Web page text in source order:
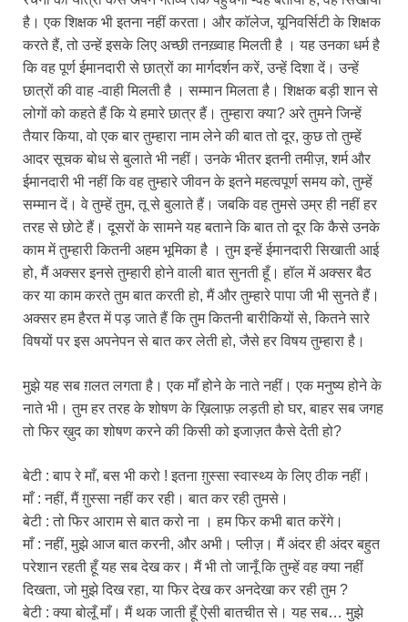
है। एक शिक्षक भी इतना नहीं करता। और कॉलेज, यूनिवर्सिटी के शिक्षक
करते हैं, तो उन्हें इसके लिए अच्छी तनख़्वाह मिलती है । यह उनका धर्म है
कि वह पूर्ण ईमानदारी से छात्रों का मार्गदर्शन करें, उन्हें दिशा दें। उन्हें
छात्रों की वाह -वाही मिलती है । सम्मान मिलता है। शिक्षक बड़ी शान से
लोगों को कहते हैं कि ये हमारे छात्र हैं। तुम्हारा क्या? अरे तुमने जिन्हें
तैयार किया, वो एक बार तुम्हारा नाम लेने की बात तो दूर, कुछ तो तुम्हें
आदर सूचक बोध से बुलाते भी नहीं। उनके भीतर इतनी तमीज़, शर्म और
ईमानदारी भी नहीं कि वह तुम्हारे जीवन के इतने महत्वपूर्ण समय को, तुम्हें
सम्मान दें। वे तुम्हें तुम, तू से बुलाते हैं। जबकि वह तुमसे उम्र ही नहीं हर
तरह से छोटे हैं। दूसरों के सामने यह बताने कि बात तो दूर कि कैसे उनके
काम में तुम्हारी कितनी अहम भूमिका है । तुम इन्हें ईमानदारी सिखाती आई
हो, मैं अक्सर इनसे तुम्हारी होने वाली बात सुनती हूँ। हॉल में अक्सर बैठ
कर या काम करते तुम बात करती हो, मैं और तुम्हारे पापा जी भी सुनते हैं।
अक्सर हम हैरत में पड़ जाते हैं कि तुम कितनी बारीकियों से, कितने सारे
विषयों पर इस अपनेपन से बात कर लेती हो, जैसे हर विषय तुम्हारा है।
मुझे यह सब ग़लत लगता है। एक माँ होने के नाते नहीं। एक मनुष्य होने के
नाते भी। तुम हर तरह के शोषण के ख़िलाफ़ लड़ती हो घर, बाहर सब जगह
तो फिर ख़ुद का शोषण करने की किसी को इजाज़त कैसे देती हो?
बेटी : बाप रे माँ, बस भी करो ! इतना ग़ुस्सा स्वास्थ्य के लिए ठीक नहीं।
माँ : नहीं, मैं ग़ुस्सा नहीं कर रही। बात कर रही तुमसे।
बेटी : तो फिर आराम से बात करो ना । हम फिर कभी बात करेंगे।
माँ : नहीं, मुझे आज बात करनी, और अभी। प्लीज़। मैं अंदर ही अंदर बहुत
परेशान रहती हूँ यह सब देख कर। मैं भी तो जानूँ कि तुम्हें वह क्या नहीं
दिखता, जो मुझे दिख रहा, या फिर देख कर अनदेखा कर रही तुम ?
बेटी : क्या बोलूँ माँ। मैं थक जाती हूँ ऐसी बातचीत से। यह सब… मुझे